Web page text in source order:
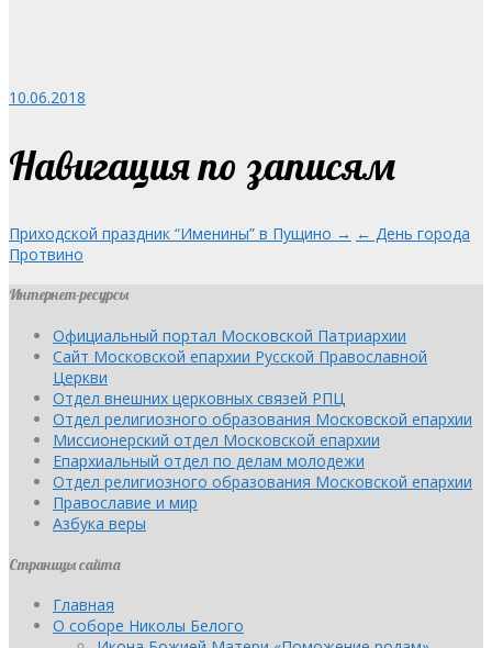
10.06.2018
Навигация по записям
Приходской праздник “Именины” в Пущино → ← День города
Протвино
Интернет-ресурсы
Официальный портал Московской Патриархии
Сайт Московской епархии Русской Православной
Церкви
Отдел внешних церковных связей РПЦ
Отдел религиозного образования Московской епархии
Миссионерский отдел Московской епархии
Епархиальный отдел по делам молодежи
Отдел религиозного образования Московской епархии
Православие и мир
Азбука веры
Страницы сайта
Главная
О соборе Николы Белого